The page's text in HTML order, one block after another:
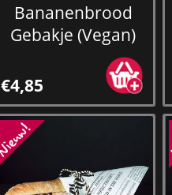
Bananenbrood
Gebakje (Vegan)
€4,85